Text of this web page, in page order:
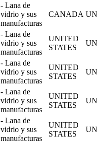
- Lana de
vidrio y sus
manufacturas
CANADA
- Lana de
vidrio y sus
manufacturas
UNITED
STATES
- Lana de
vidrio y sus
manufacturas
UNITED
STATES
- Lana de
vidrio y sus
manufacturas
UNITED
STATES
- Lana de
vidrio y sus
manufacturas
UNITED
STATES